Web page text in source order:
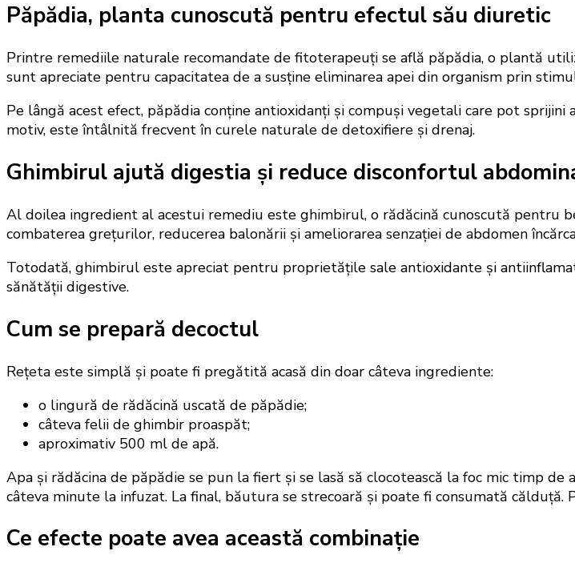
Păpădia, planta cunoscută pentru efectul său diuretic
Printre remediile naturale recomandate de fitoterapeuți se află păpădia, o plantă
sunt apreciate pentru capacitatea de a susține eliminarea apei din organism prin
Pe lângă acest efect, păpădia conține antioxidanți și compuși vegetali care pot
motiv, este întâlnită frecvent în curele naturale de detoxifiere și drenaj.
Ghimbirul ajută digestia și reduce disconfortul
Al doilea ingredient al acestui remediu este ghimbirul, o rădăcină cunoscută pentru
combaterea grețurilor, reducerea balonării și ameliorarea senzației de abdomen
Totodată, ghimbirul este apreciat pentru proprietățile sale antioxidante și
sănătății digestive.
Cum se prepară decoctul
Rețeta este simplă și poate fi pregătită acasă din doar câteva ingrediente:
o lingură de rădăcină uscată de păpădie;
câteva felii de ghimbir proaspăt;
aproximativ 500 ml de apă.
Apa și rădăcina de păpădie se pun la fiert și se lasă să clocotească la foc mic timp
câteva minute la infuzat. La final, băutura se strecoară și poate fi consumată
Ce efecte poate avea această combinație